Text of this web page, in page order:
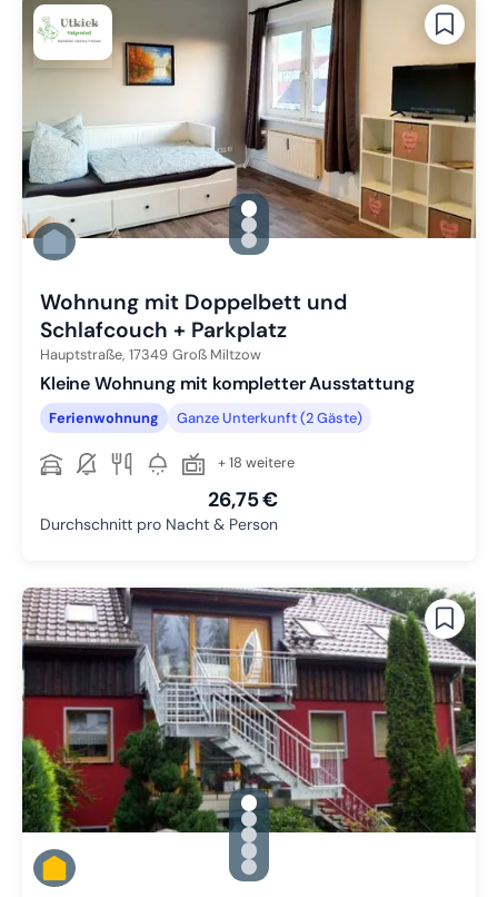
gallery.slide_selector
Zu Slide 1 wechseln
Zu Slide 2 wechseln
Zu Slide 3 wechseln
Wohnung mit Doppelbett und
Schlafcouch + Parkplatz
Hauptstraße, 17349 Groß Miltzow
Kleine Wohnung mit kompletter Ausstattung
Ferienwohnung Ganze Unterkunft (2 Gäste)
+ 18 weitere
26,75 €
Durchschnitt pro Nacht & Person
gallery.slide_selector
Zu Slide 1 wechseln
Zu Slide 2 wechseln
Zu Slide 3 wechseln
Zu Slide 4 wechseln
Zu Slide 5 wechseln